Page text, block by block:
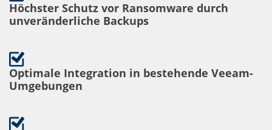
Höchster Schutz vor Ransomware durch
unveränderliche Backups
Optimale Integration in bestehende Veeam-
Umgebungen